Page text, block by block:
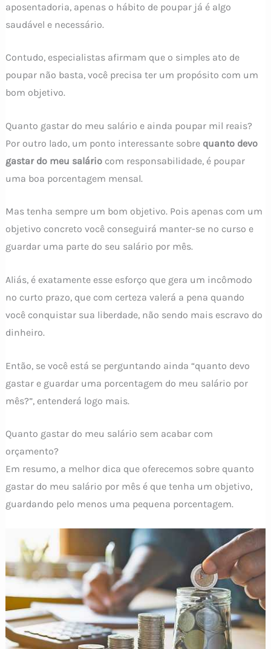
aposentadoria, apenas o hábito de poupar já é algo
saudável e necessário.
Contudo, especialistas afirmam que o simples ato de
poupar não basta, você precisa ter um propósito com um
bom objetivo.
Quanto gastar do meu salário e ainda poupar mil reais?
Por outro lado, um ponto interessante sobre quanto devo
gastar do meu saláriocom responsabilidade, é poupar
uma boa porcentagem mensal.
Mas tenha sempre um bom objetivo. Pois apenas com um
objetivo concreto você conseguirá manter-se no curso e
guardar uma parte do seu salário por mês.
Aliás, é exatamente esse esforço que gera um incômodo
no curto prazo, que com certeza valerá a pena quando
você conquistar sua liberdade, não sendo mais escravo do
dinheiro.
Então, se você está se perguntando ainda “quanto devo
gastar e guardar uma porcentagem do meu salário por
mês?”, entenderá logo mais.
Quanto gastar do meu salário sem acabar com
orçamento?
Em resumo, a melhor dica que oferecemos sobre quanto
gastar do meu salário por mês é que tenha um objetivo,
guardando pelo menos uma pequena porcentagem.